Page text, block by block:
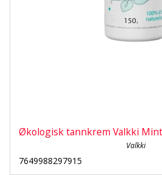
Økologisk tannkrem Valkki
Valkki
7649988297915